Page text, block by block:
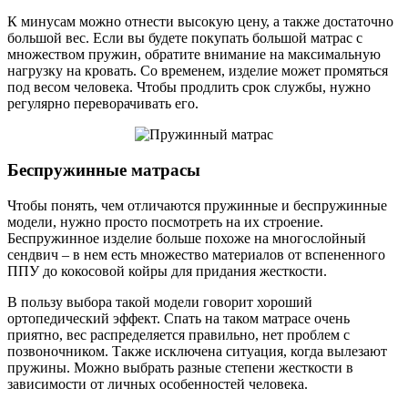
К минусам можно отнести высокую цену, а также достаточно
большой вес. Если вы будете покупать большой матрас с
множеством пружин, обратите внимание на максимальную
нагрузку на кровать. Со временем, изделие может промяться
под весом человека. Чтобы продлить срок службы, нужно
регулярно переворачивать его.
Беспружинные матрасы
Чтобы понять, чем отличаются пружинные и беспружинные
модели, нужно просто посмотреть на их строение.
Беспружинное изделие больше похоже на многослойный
сендвич – в нем есть множество материалов от вспененного
ППУ до кокосовой койры для придания жесткости.
В пользу выбора такой модели говорит хороший
ортопедический эффект. Спать на таком матрасе очень
приятно, вес распределяется правильно, нет проблем с
позвоночником. Также исключена ситуация, когда вылезают
пружины. Можно выбрать разные степени жесткости в
зависимости от личных особенностей человека.